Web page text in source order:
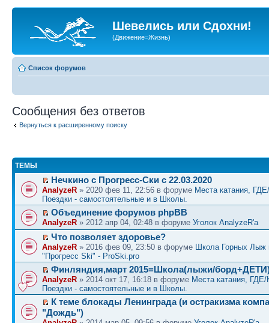
Шевелись или Сдохни!
(Движение=Жизнь)
Список форумов
Сообщения без ответов
Вернуться к расширенному поиску
ТЕМЫ
Нечкино с Прогресс-Ски с 22.03.2020
AnalyzeR » 2020 фев 11, 22:56 в форуме Места катания,
Поездки - самостоятельные и в Школы.
Объединение форумов phpBB
AnalyzeR » 2012 апр 04, 02:48 в форуме Уголок AnalyzeR'а
Что позволяет здоровье?
AnalyzeR » 2016 фев 09, 23:50 в форуме Школа Горных Лыж
"Прогресс Ski" - ProSki.pro
Финляндия,март 2015=Школа(лыжи/
AnalyzeR » 2014 окт 17, 16:18 в форуме Места катания,
Поездки - самостоятельные и в Школы.
К теме блокады Ленинграда (и остракизма
"Дождь")